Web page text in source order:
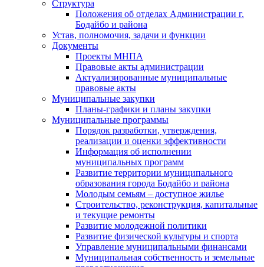
Структура
Положения об отделах Администрации г.
Бодайбо и района
Устав, полномочия, задачи и функции
Документы
Проекты МНПА
Правовые акты администрации
Актуализированные муниципальные
правовые акты
Муниципальные закупки
Планы-графики и планы закупки
Муниципальные программы
Порядок разработки, утверждения,
реализации и оценки эффективности
Информация об исполнении
муниципальных программ
Развитие территории муниципального
образования города Бодайбо и района
Молодым семьям – доступное жилье
Строительство, реконструкция, капитальные
и текущие ремонты
Развитие молодежной политики
Развитие физической культуры и спорта
Управление муниципальными финансами
Муниципальная собственность и земельные